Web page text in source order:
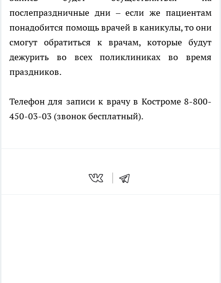
послепраздничные дни – если же пациентам
понадобится помощь врачей в каникулы, то они
смогут обратиться к врачам, которые будут
дежурить во всех поликлиниках во время
праздников.
Телефон для записи к врачу в Костроме 8-800-
450-03-03 (звонок бесплатный).